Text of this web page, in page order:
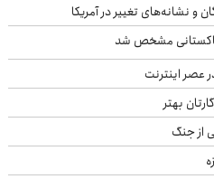
و نشانه‌های تغییر در آمریکا
مشخص شد
عصر اینترنت
بهتر
از جنگ